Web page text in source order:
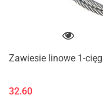
Zawiesie linowe 1-
32.60